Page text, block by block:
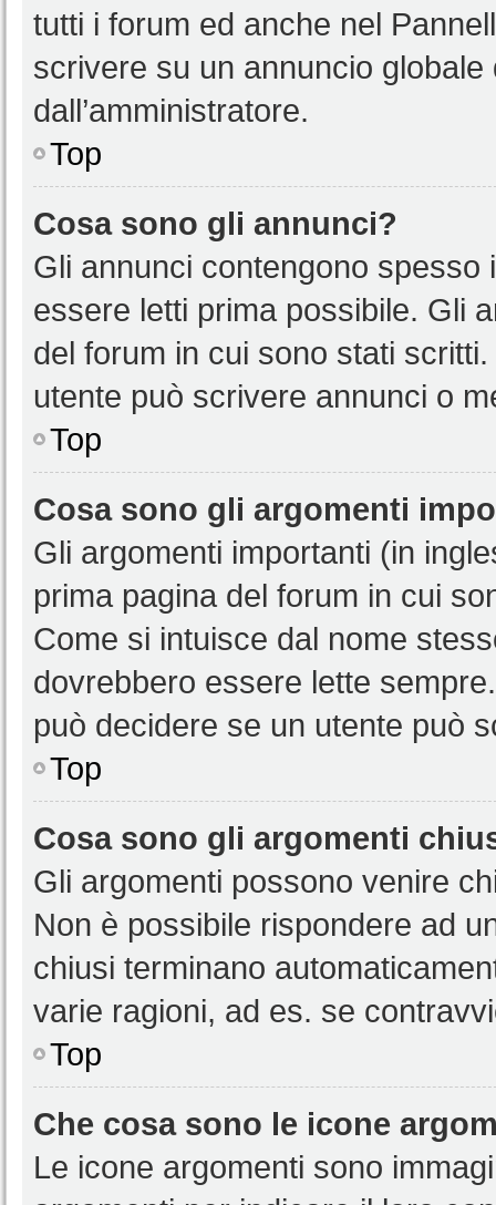
tutti i forum ed anche nel
scrivere su un annuncio
dall’amministratore.
Top
Cosa sono gli annunci?
Gli annunci contengono
essere letti prima possibile. Gli
del forum in cui sono stati
utente può scrivere annunci o
Top
Cosa sono gli argomenti
Gli argomenti importanti (in
prima pagina del forum in cui
Come si intuisce dal nome
dovrebbero essere lette
può decidere se un utente può
Top
Cosa sono gli argomenti
Gli argomenti possono venire
Non è possibile rispondere ad
chiusi terminano
varie ragioni, ad es. se
Top
Che cosa sono le icone
Le icone argomenti sono